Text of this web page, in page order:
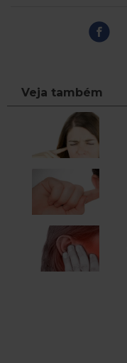
Veja também